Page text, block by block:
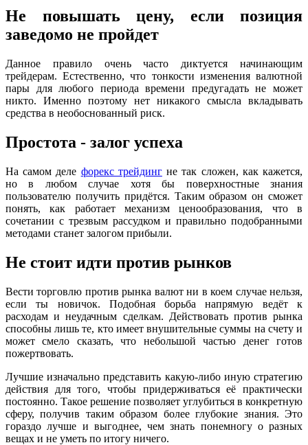
Не повышать цену, если позиция
заведомо не пройдет
Данное правило очень часто диктуется начинающим
трейдерам. Естественно, что тонкости изменения валютной
пары для любого периода времени предугадать не может
никто. Именно поэтому нет никакого смысла вкладывать
средства в необоснованный риск.
Простота - залог успеха
На самом деле форекс трейдингне так сложен, как кажется,
но в любом случае хотя бы поверхностные знания
пользователю получить придётся. Таким образом он сможет
понять, как работает механизм ценообразования, что в
сочетании с трезвым рассудком и правильно подобранными
методами станет залогом прибыли.
Не стоит идти против рынков
Вести торговлю против рынка валют ни в коем случае нельзя,
если ты новичок. Подобная борьба напрямую ведёт к
расходам и неудачным сделкам. Действовать против рынка
способны лишь те, кто имеет внушительные суммы на счету и
может смело сказать, что небольшой частью денег готов
пожертвовать.
Лучшие изначально представить какую-либо иную стратегию
действия для того, чтобы придерживаться её практически
постоянно. Такое решение позволяет углубиться в конкретную
сферу, получив таким образом более глубокие знания. Это
гораздо лучше и выгоднее, чем знать понемногу о разных
вещах и не уметь по итогу ничего.